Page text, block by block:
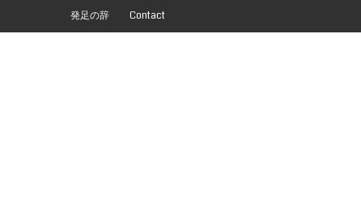
発足の辞 Contact